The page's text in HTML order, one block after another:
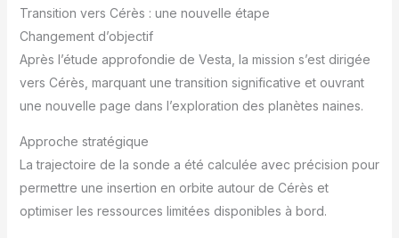
Transition vers Cérès : une nouvelle étape
Changement d’objectif
Après l’étude approfondie de Vesta, la mission s’est dirigée
vers Cérès, marquant une transition significative et ouvrant
une nouvelle page dans l’exploration des planètes naines.
Approche stratégique
La trajectoire de la sonde a été calculée avec précision pour
permettre une insertion en orbite autour de Cérès et
optimiser les ressources limitées disponibles à bord.